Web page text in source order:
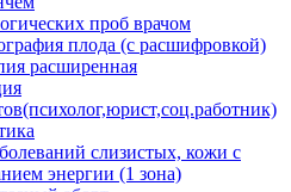
проб врачом
плода (с расшифровкой)
расширенная
слизистых, кожи с
энергии (1 зона)